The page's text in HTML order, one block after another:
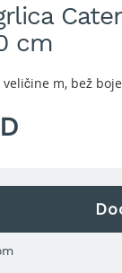
cm
m, bež boje